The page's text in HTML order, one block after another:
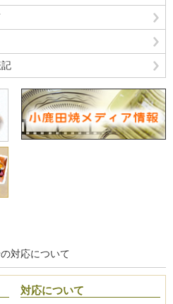
対応について
対応について